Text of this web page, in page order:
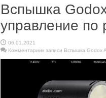
Вспышка
управление по
06.01.2021
Комментариик записи Вспышка Godox